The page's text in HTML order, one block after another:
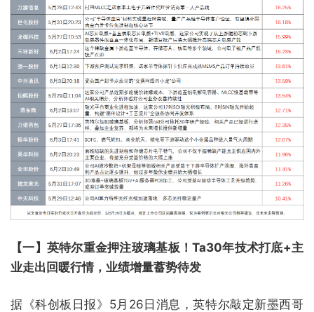
【一】英特尔重金押注玻璃基板！Ta30年技术打底+主
业走出回暖行情，业绩增量蓄势待发
据《科创板日报》5月26日消息，英特尔敲定新墨西哥